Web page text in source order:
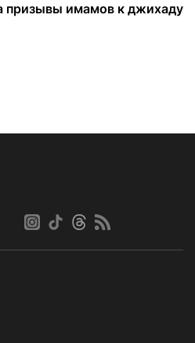
призывы имамов к джихаду